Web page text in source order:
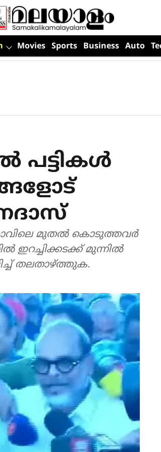
Movies Sports Business Auto
പട്ടികള്‍
രാവിലെ മുതല്‍ കൊടുത്തവര്‍
ഇറച്ചിക്കടക്ക് മുന്നില്‍
തലതാഴ്ത്തുക.